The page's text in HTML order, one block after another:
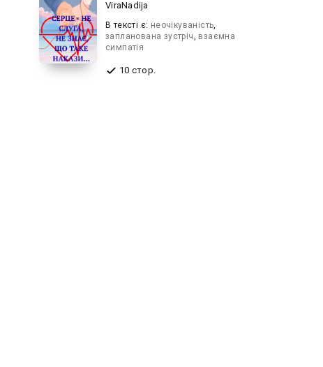
ViraNadija
В текcті є: неочікуваність,
запланована зустріч, взаємна
симпатія
10 стор.